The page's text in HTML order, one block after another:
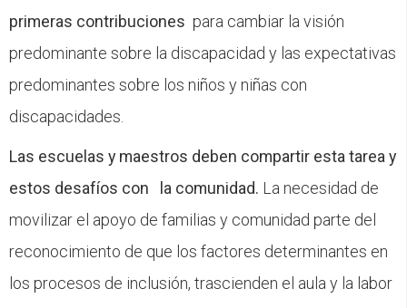
primeras contribuciones para cambiar la visión
predominante sobre la discapacidad y las expectativas
predominantes sobre los niños y niñas con
discapacidades.
Las escuelas y maestros deben compartir esta tarea y
estos desafíos con la comunidad. La necesidad de
movilizar el apoyo de familias y comunidad parte del
reconocimiento de que los factores determinantes en
los procesos de inclusión, trascienden el aula y la labor